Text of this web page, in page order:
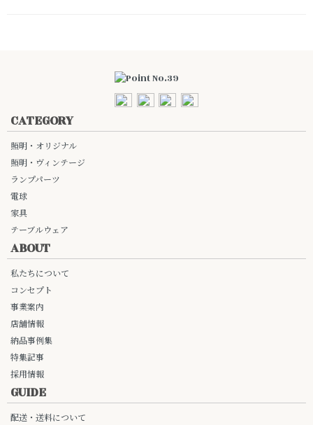
CATEGORY
照明・オリジナル
照明・ヴィンテージ
ランプパーツ
電球
家具
テーブルウェア
ABOUT
私たちについて
コンセプト
事業案内
店舗情報
納品事例集
特集記事
採用情報
GUIDE
配送・送料について